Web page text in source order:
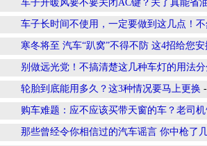
车子开暖风要不要关闭AC键？关了真能省
车子长时间不使用，一定要做到这几点！
寒冬将至 汽车“趴窝”不得不防 这4招给您
别做远光党！不搞清楚这几种车灯的用法
轮胎到底能用多久？这3种情况要马上更换 -
购车难题：应不应该买带天窗的车？老司
那些曾经令你相信过的汽车谣言 你中枪了